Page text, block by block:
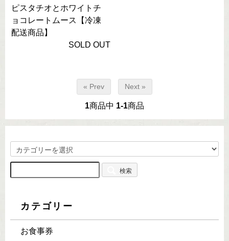
ピスタチオとホワイトチ
ョコレートムース【冷凍
配送商品】
SOLD OUT
« Prev Next »
1商品中 1-1商品
検索
カテゴリー
お食事券